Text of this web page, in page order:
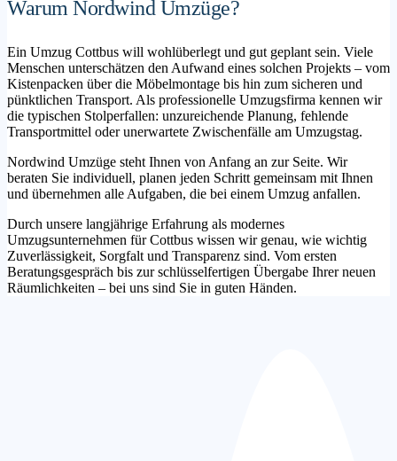
Warum Nordwind Umzüge?
Ein Umzug Cottbus will wohlüberlegt und gut geplant sein. Viele
Menschen unterschätzen den Aufwand eines solchen Projekts – vom
Kistenpacken über die Möbelmontage bis hin zum sicheren und
pünktlichen Transport. Als professionelle Umzugsfirma kennen wir
die typischen Stolperfallen: unzureichende Planung, fehlende
Transportmittel oder unerwartete Zwischenfälle am Umzugstag.
Nordwind Umzüge steht Ihnen von Anfang an zur Seite. Wir
beraten Sie individuell, planen jeden Schritt gemeinsam mit Ihnen
und übernehmen alle Aufgaben, die bei einem Umzug anfallen.
Durch unsere langjährige Erfahrung als modernes
Umzugsunternehmen für Cottbus wissen wir genau, wie wichtig
Zuverlässigkeit, Sorgfalt und Transparenz sind. Vom ersten
Beratungsgespräch bis zur schlüsselfertigen Übergabe Ihrer neuen
Räumlichkeiten – bei uns sind Sie in guten Händen.